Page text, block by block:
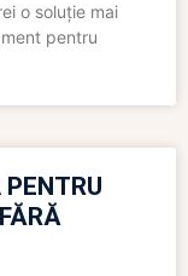
o soluție mai
pentru